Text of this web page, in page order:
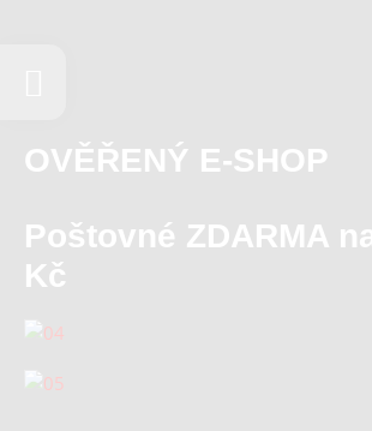
OVĚŘENÝ E-SHOP
Poštovné ZDARMA
Kč